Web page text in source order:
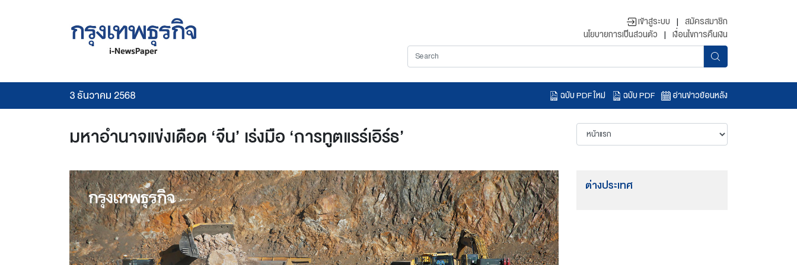
เข้าสู่ระบบ | สมัครสมาชิก
นโยบายการเป็นส่วนตัว | เงื่อนไขการคืนเงิน
3 ธันวาคม 2568 ฉบับ PDF ใหม่ ฉบับ PDF อ่านข่าวย้อนหลัง
มหาอำนาจแข่งเดือด ‘จีน’ เร่งมือ ‘การทูตแรร์เอิร์ธ’
ต่างประเทศ